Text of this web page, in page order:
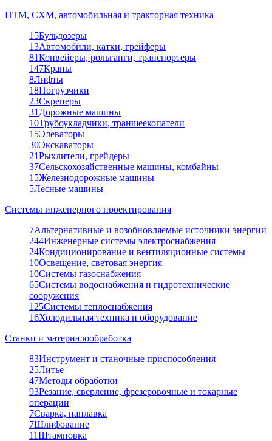
ПТМ, СХМ, автомобильная и тракторная техника
15Бульдозеры
13Автомобили, катки, грейферы
81Конвейеры, рольганги, транспортеры
147Краны
8Лифты
18Погрузчики
23Скреперы
31 Дорожные машины
10Трубоукладчики, траншеекопатели
15Элеваторы
30Экскаваторы
21Рыхлители, грейдеры
37Сельскохозяйственные машины, комбайны
15Железнодорожные машины
5Лесные машины
Системы инженерного проектирования
7Альтернативные и возобновляемые источники энергии
244Инженерные системы электроснабжения
24Кондиционирование и вентиляционные системы
10Освещение, световая энергия
10Системы газоснабжения
65Системы водоснабжения и гидротехнические
сооружения
125Системы теплоснабжения
16Холодильная техника и оборудование
Станки и материалообработка
83Инструмент и станочные приспособления
25Литье
47Методы обработки
93Резание, сверление, фрезеровочные и токарные
операции
7Сварка, наплавка
7Шлифование
11Штамповка